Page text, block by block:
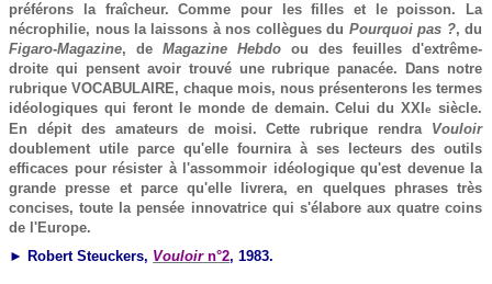
préférons la fraîcheur. Comme pour les filles et le poisson. La
nécrophilie, nous la laissons à nos collègues du Pourquoi pas ?, du
Figaro-Magazine, deMagazine Hebdo ou des feuilles d'extrême-
droite qui pensent avoir trouvé une rubrique panacée. Dans notre
rubrique VOCABULAIRE, chaque mois, nous présenterons les termes
idéologiques qui feront le monde de demain. Celui du XXIe
siècle.
En dépit des amateurs de moisi. Cette rubrique rendra Vouloir
doublement utile parce qu'elle fournira à ses lecteurs des outils
efficaces pour résister à l'assommoir idéologique qu'est devenue la
grande presse et parce qu'elle livrera, en quelques phrases très
concises, toute la pensée innovatrice qui s'élabore aux quatre coins
de l'Europe.
► Robert Steuckers, Vouloirn°2, 1983.